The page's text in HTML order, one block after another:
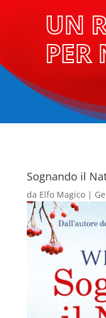
UN
PER
Sognando il
da Elfo Magico|